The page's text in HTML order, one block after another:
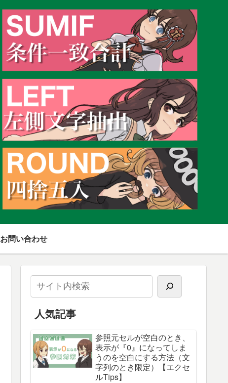
お問い合わせ
人気記事
参照元セルが空白のとき、
表示が『0』になってしま
うのを空白にする方法（文
字列のとき限定）【エクセ
ルTips】